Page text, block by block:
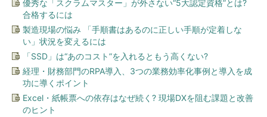
優秀な「スクラムマスター」が外さない“5大認定資格”とは?
合格するには
製造現場の悩み 「手順書はあるのに正しい手順が定着しな
い」状況を変えるには
「SSD」は“あのコスト”を入れるともう高くない?
経理・財務部門のRPA導入、3つの業務効率化事例と導入を成
功に導くポイント
Excel・紙帳票への依存はなぜ続く? 現場DXを阻む課題と改善
のヒント